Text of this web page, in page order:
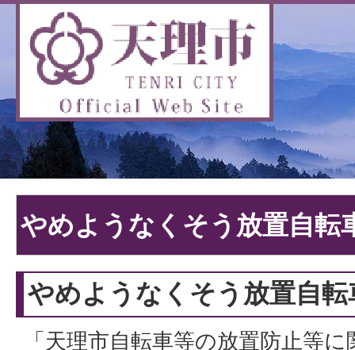
やめようなくそう放置自転
やめようなくそう放置自転
「天理市自転車等の放置防止等